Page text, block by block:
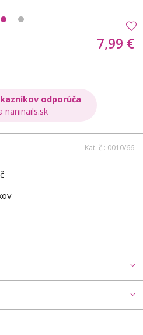
7,99 €
odporúča
naninails.sk
Kat. č.: 0010/66